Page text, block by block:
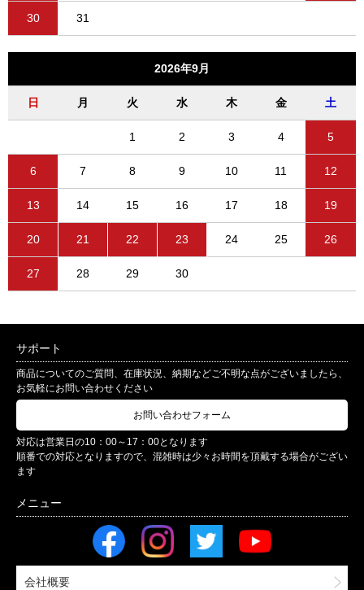
30 31
2026年9月
日 月 火 水 木 金 土
1 2 3 4 5
6 7 8 9 10 11 12
13 14 15 16 17 18 19
20 21 22 23 24 25 26
27 28 29 30
サポート
商品についてのご質問、在庫状況、納期などご不明な点がございましたら、
お気軽にお問い合わせください
お問い合わせフォーム
対応は営業日の10：00～17：00となります
順番での対応となりますので、混雑時は少々お時間を頂戴する場合がござい
ます
会社概要